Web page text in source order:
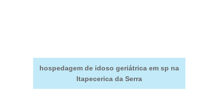
hospedagem de idoso geriátrica em sp na
Itapecerica da Serra